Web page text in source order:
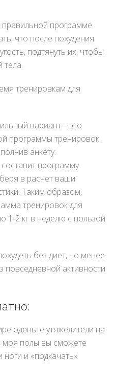
программе
что после похудения
подтянуть их, чтобы
тела.
тренировкам для
вариант – это
программы тренировок.
анкету.
программу
в расчет ваши
Таким образом,
тренировок для
1-2 кг в неделю с пользой
без диет, но менее
повседневной активности
оденьте утяжелители на
моя полы вы сможете
ноги и «подкачать»